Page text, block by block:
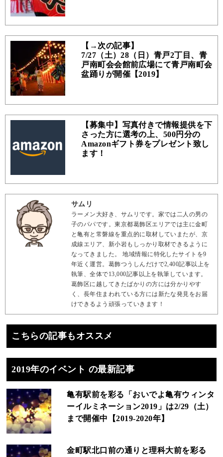
【→次の記事】
7/27（土）28（日）青戸2丁目、青
戸南町会会館前広場にて青戸南町会
盆踊りが開催【2019】
【募集中】写真付きで情報提供を下
さった方に選考の上、500円分の
Amazonギフト券をプレゼント致し
ます！
サムリ
ラーメン大好き、サムリです。家では二人の男の
子のパパです。東京都葛飾区エリアでは主に金町
と亀有と常磐線を重点的に取材していまたが、京
成線エリア、新小岩もしっかり取材できるように
なってきました。 地域情報に特化したサイトを9
年近く運営。葛飾つうしんだけで2,400記事以上を
執筆、全体で13,000記事以上を執筆しています。
葛飾区に越してきたばかりの方には分かりやす
く、長年住まわれている方には新たな発見をお届
けできるよう頑張っていきます！
こちらの記事もオススメ
2019年のイベント の最新記事
亀有駅前を彩る「おいでよ亀有ウィンタ
ーイルミネーション2019」は2/29（土）
まで開催中【2019-2020年】
金町駅北口前の通りと理科大前を彩る